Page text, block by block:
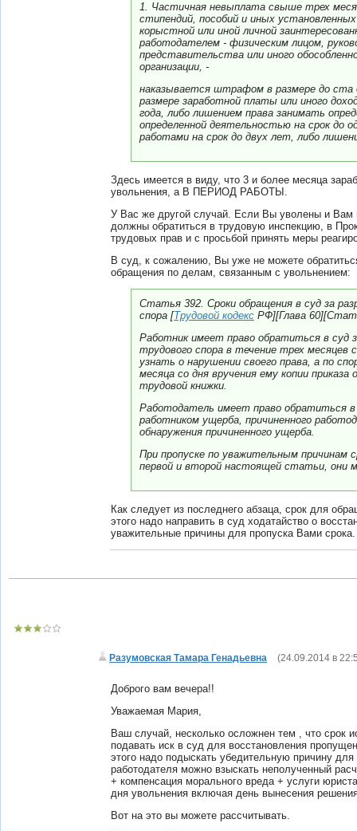
1. Частичная невыплата свыше трех
стипендий, пособий и иных
корыстной или иной личной
работодателем - физическим лицом,
представительства или иного
организации, -
наказывается штрафом в размере до ста
размере заработной платы или иного
года, либо лишением права занимать
определенной деятельностью на срок до
работами на срок до двух лет, либо
Здесь имеется в виду, что 3 и более месяца
увольнения, а В ПЕРИОД РАБОТЫ.
У Вас же другой случай. Если Вы уволены и Вам
должны обратиться в трудовую инспекцию, в
трудовых прав и с просьбой принять меры
В суд, к сожалению, Вы уже не можете
обращения по делам, связанным с увольнением:
Статья 392. Сроки обращения в суд за
спора [Трудовой кодекс РФ][Глава
Работник имеет право обратиться в суд
трудового спора в течение трех месяцев
узнать о нарушении своего права, а по
месяца со дня вручения ему копии приказа
трудовой книжки.
Работодатель имеет право обратиться в
работником ущерба, причиненного
обнаружения причиненного ущерба.
При пропуске по уважительным причинам
первой и второй настоящей статьи, они
Как следует из последнего абзаца, срок для
этого надо направить в суд ходатайство о
уважительные причины для пропуска Вами срока.
Разумовская Тамара Генадьевна (24.09.2014 в
Доброго вам вечера!!
Уважаемая Мария,
Ваш случай, несколько осложнен тем , что срок
подавать иск в суд для восстановления
этого надо подыскать убедительную причину
работодателя можно взыскать неполученный
+ компенсация морального вреда + услуги
дня увольнения включая день вынесения
Вот на это вы можете рассчитывать.